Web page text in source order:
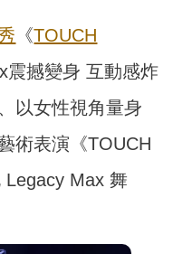
《TOUCH
震撼變身 互動感炸
以女性視角量身
術表演《TOUCH
Legacy Max 舞